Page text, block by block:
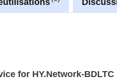
for HY.Network-BDLTC